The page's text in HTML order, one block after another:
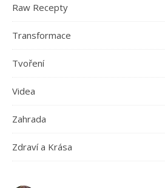
Raw Recepty
Transformace
Tvoření
Videa
Zahrada
Zdraví a Krása